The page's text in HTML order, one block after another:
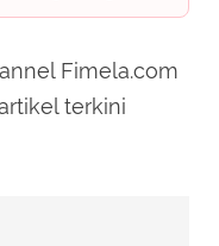
Fimela.com
terkini